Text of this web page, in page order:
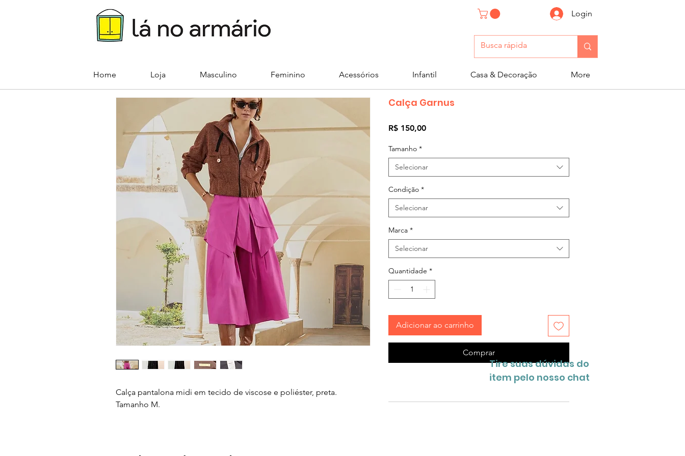
Login
Home Loja Masculino Feminino Acessórios Infantil Casa & Decoração More
Calça pantalona midi em tecido de viscose e poliéster, preta.
Tamanho M.
Calça Garnus
R$ 150,00Preço
Tamanho *
Selecionar
Condição *
Selecionar
Marca *
Selecionar
Quantidade *
Adicionar ao carrinho
Comprar
Tire suas dúvidas do
item pelo nosso chat